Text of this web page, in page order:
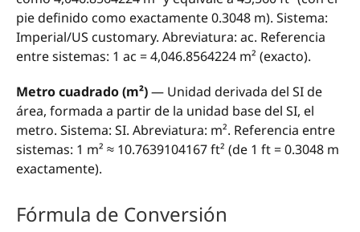
pie definido como exactamente 0.3048 m). Sistema:
Imperial/US customary. Abreviatura: ac. Referencia
entre sistemas: 1 ac = 4,046.8564224 m² (exacto).
Metro cuadrado (m²)— Unidad derivada del SI de
área, formada a partir de la unidad base del SI, el
metro. Sistema: SI. Abreviatura: m². Referencia entre
sistemas: 1 m² ≈ 10.7639104167 ft² (de 1 ft = 0.3048 m
exactamente).
Fórmula de Conversión